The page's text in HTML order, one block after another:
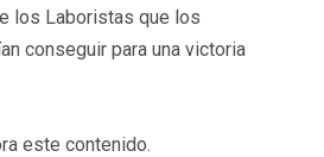
los Laboristas que los
conseguir para una victoria
este contenido.